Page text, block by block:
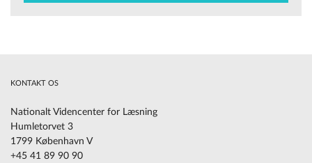
KONTAKT OS
Nationalt Videncenter for Læsning
Humletorvet 3
1799 København V
+45 41 89 90 90